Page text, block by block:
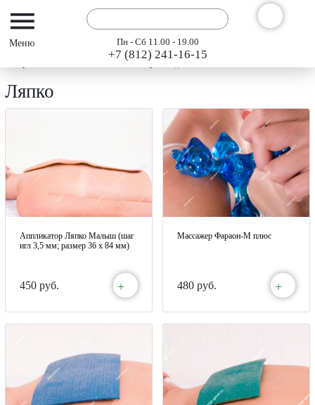
Пн - Сб 11.00 - 19.00
+7 (812) 241-16-15
Производители
Ляпко
Аппликатор Ляпко Малыш (шаг
игл 3,5 мм; размер 36 х 84 мм)
450 руб. +
Массажер Фараон-М плюс
480 руб. +